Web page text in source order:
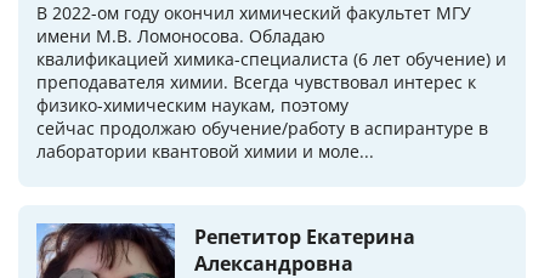
В 2022-ом году окончил химический факультет МГУ
имени М.В. Ломоносова. Обладаю
квалификацией химика-специалиста (6 лет обучение) и
преподавателя химии. Всегда чувствовал интерес к
физико-химическим наукам, поэтому
сейчас продолжаю обучение/работу в аспирантуре в
лаборатории квантовой химии и моле...
Репетитор Екатерина
Александровна